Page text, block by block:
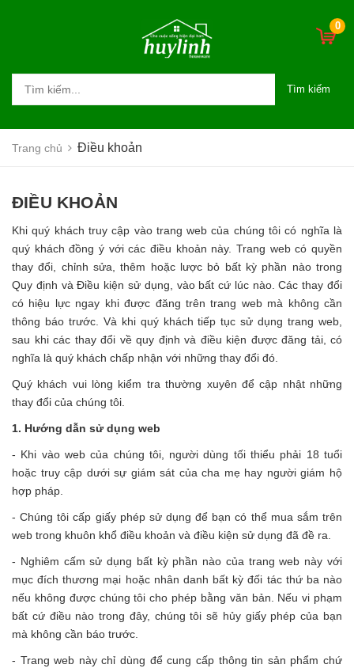
0
Tìm kiếm
Trang chủ Điều khoản
ĐIỀU KHOẢN
Khi quý khách truy cập vào trang web của chúng tôi có nghĩa là
quý khách đồng ý với các điều khoản này. Trang web có quyền
thay đổi, chỉnh sửa, thêm hoặc lược bỏ bất kỳ phần nào trong
Quy định và Điều kiện sử dụng, vào bất cứ lúc nào. Các thay đổi
có hiệu lực ngay khi được đăng trên trang web mà không cần
thông báo trước. Và khi quý khách tiếp tục sử dụng trang web,
sau khi các thay đổi về quy định và điều kiện được đăng tải, có
nghĩa là quý khách chấp nhận với những thay đổi đó.
Quý khách vui lòng kiểm tra thường xuyên để cập nhật những
thay đổi của chúng tôi.
1. Hướng dẫn sử dụng web
- Khi vào web của chúng tôi, người dùng tối thiểu phải 18 tuổi
hoặc truy cập dưới sự giám sát của cha mẹ hay người giám hộ
hợp pháp.
- Chúng tôi cấp giấy phép sử dụng để bạn có thể mua sắm trên
web trong khuôn khổ điều khoản và điều kiện sử dụng đã đề ra.
- Nghiêm cấm sử dụng bất kỳ phần nào của trang web này với
mục đích thương mại hoặc nhân danh bất kỳ đối tác thứ ba nào
nếu không được chúng tôi cho phép bằng văn bản. Nếu vi phạm
bất cứ điều nào trong đây, chúng tôi sẽ hủy giấy phép của bạn
mà không cần báo trước.
- Trang web này chỉ dùng để cung cấp thông tin sản phẩm chứ